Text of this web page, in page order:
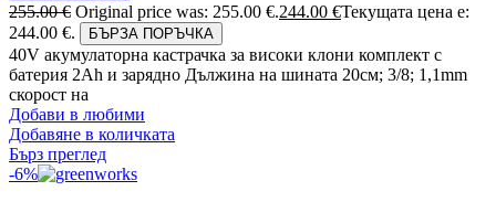
255.00€ Original price was: 255.00 €.244.00 €Текущата цена е:
244.00 €.
БЪРЗА ПОРЪЧКА
40V акумулаторна кастрачка за високи клони комплект с
батерия 2Ah и зарядно Дължина на шината 20см; 3/8; 1,1mm
скорост на
Добави в любими
Добавяне в количката
Бърз преглед
-6%